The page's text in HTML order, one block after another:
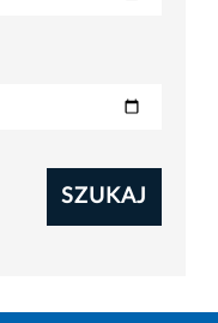
SZUKAJ